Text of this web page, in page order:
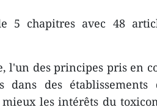
5 chapitres avec 48
l'un des principes pris en
dans des établissements
les intérêts du